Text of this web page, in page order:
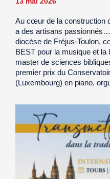
Au cœur de la construction
a des artisans
diocèse de Fréjus-Toulon,
BEST pour la musique et la
master de sciences
premier prix du
(Luxembourg) en piano,